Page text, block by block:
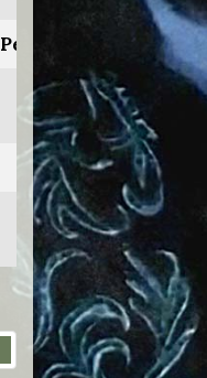
Personaggio:
José Luis
Torrente
Regia di:
Santiago
Segura